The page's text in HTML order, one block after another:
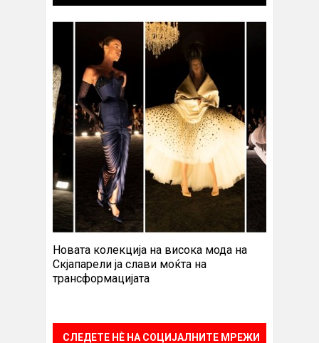
Новата колекција на висока мода на
Скјапарели ја слави моќта на
трансформацијата
СЛЕДЕТЕ НÈ НА СОЦИЈАЛНИТЕ МРЕЖИ